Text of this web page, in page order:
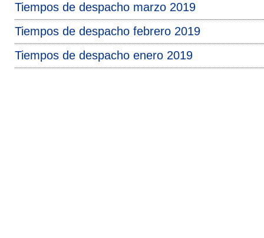
Tiempos de despacho marzo 2019
Tiempos de despacho febrero 2019
Tiempos de despacho enero 2019